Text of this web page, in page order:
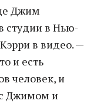
Джим
студии в Нью-
в видео. —
и есть
человек, и
с Джимом и